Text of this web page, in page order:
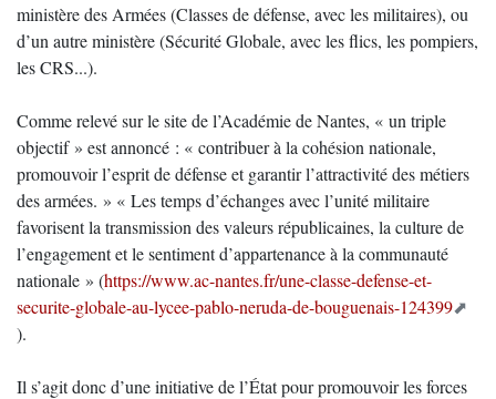
ministère des Armées (Classes de défense, avec les militaires), ou
d’un autre ministère (Sécurité Globale, avec les flics, les pompiers,
les CRS...).
Comme relevé sur le site de l’Académie de Nantes, « un triple
objectif » est annoncé : « contribuer à la cohésion nationale,
promouvoir l’esprit de défense et garantir l’attractivité des métiers
des armées. » « Les temps d’échanges avec l’unité militaire
favorisent la transmission des valeurs républicaines, la culture de
l’engagement et le sentiment d’appartenance à la communauté
nationale » (https://www.ac-nantes.fr/une-classe-defense-et-
securite-globale-au-lycee-pablo-neruda-de-bouguenais-124399
).
Il s’agit donc d’une initiative de l’État pour promouvoir les forces